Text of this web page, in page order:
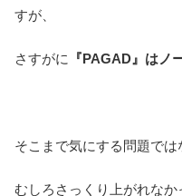
すが、
さすがに 『PAGAD』はノ
そこまで気にする問題では
むしろさっくり上がれなか